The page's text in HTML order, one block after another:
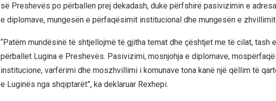
së Preshevës po përballen prej dekadash, duke përfshirë pasivizimin e
e diplomave, mungesën e përfaqësimit institucional dhe mungesën e
“Patëm mundësinë të shtjellojmë të gjitha temat dhe çështjet me të cilat, tash
përballet Lugina e Preshevës. Pasivizimi, mosnjohja e diplomave,
institucione, varfërimi dhe moszhvillimi i komunave tona kanë një qëllim të
e Luginës nga shqiptarët”, ka deklaruar Rexhepi.